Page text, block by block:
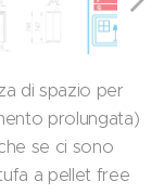
di spazio per
prolungata)
se ci sono
a pellet free